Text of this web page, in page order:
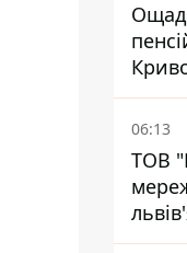
суд
06:13
ТОВ
суд